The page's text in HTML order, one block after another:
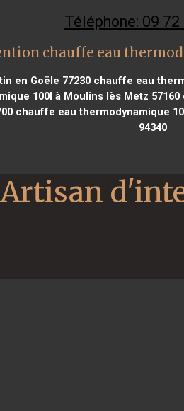
Téléphone: 09 72
chauffe eau
en Goële 77230chauffe eau
100l à Moulins lès Metz 57160
chauffe eau thermodynamique
94340
Artisan